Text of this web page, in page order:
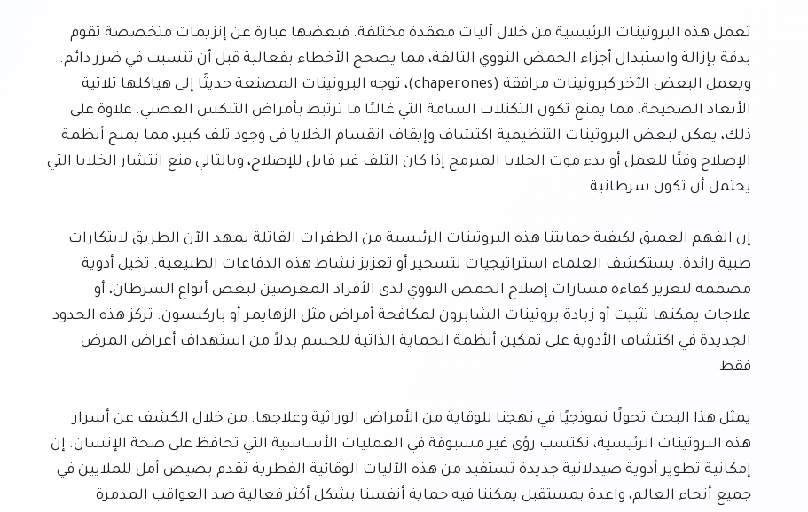
يمثل هذا البحث تحولًا نموذجيًا في نهجنا للوقاية من الأمراض الوراثية وعلاجها. من خلال الكشف عن أسرار